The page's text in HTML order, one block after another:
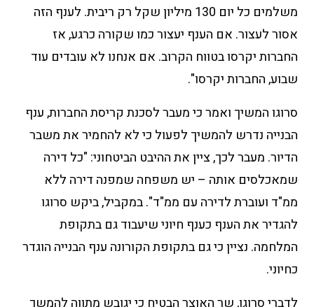
משלמים כל יום 130 מיליון שקל רק ריבית. לענף הזה
אסור לעצור. אם הענף יעצור כמו שקורה כרגע, אז
החברות יקרסו בטווח הקרוב. אם אנחנו לא עובדים עוד
שבוע, החברות יקרסו".
סרוגו המשיך ואמר כי מעבר לסכנת קריסת החברות, ענף
הבנייה נדרש להמשיך לפעול כי לא להחמיר את משבר
הדיור. מעבר לכך, ציין את ההיבט הביטחוני: "כל דירה
שמאכלסים אותה – יש משפחה שמפנה דירה ללא
ממ"ד ועוברת לדירה עם ממ"ד". במקביל, ביקש סרוגו
להגדיר את הענף כענף חיוני שיעבוד גם בתקופת
המלחמה. נציין כי גם בתקופת הקורונה ענף הבנייה הוגדר
כחיוני.
לדברי סרוגו, שר האוצר הבטיח כי יגובש מתווה להמשך